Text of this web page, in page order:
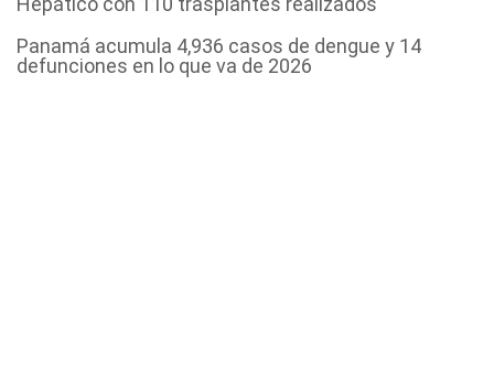
Panamá acumula 4,936 casos de dengue y 14
defunciones en lo que va de 2026